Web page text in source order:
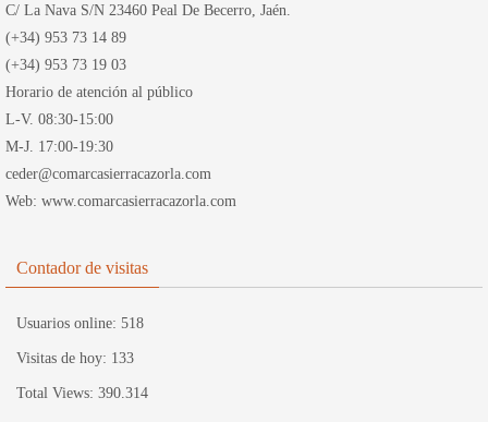
C/ La Nava S/N 23460 Peal De Becerro, Jaén.
(+34) 953 73 14 89
(+34) 953 73 19 03
Horario de atención al público
L-V. 08:30-15:00
M-J. 17:00-19:30
ceder@comarcasierracazorla.com
Web: www.comarcasierracazorla.com
Contador de visitas
Usuarios online: 518
Visitas de hoy: 133
Total Views: 390.314